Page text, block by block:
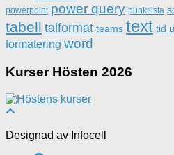
powerpoint power query punktlista
tabell talformat teams text tid
formatering word
Kurser Hösten 2026
Designad av Infocell